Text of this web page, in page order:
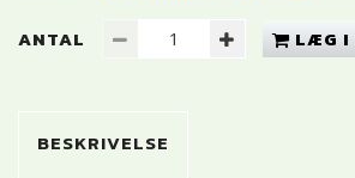
ANTAL LÆG I
BESKRIVELSE